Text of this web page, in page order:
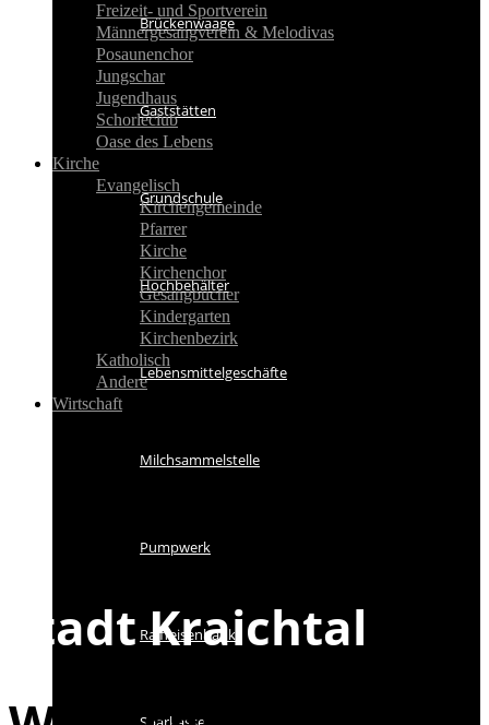
Brückenwaage
Gaststätten
Grundschule
Hochbehälter
Lebensmittelgeschäfte
Milchsammelstelle
Pumpwerk
Raiffeisenbank
Freizeit- und Sportverein
Männergesangverein & Melodivas
Posaunenchor
Jungschar
Jugendhaus
Schorleclub
Oase des Lebens
Kirche
Evangelisch
Kirchengemeinde
Pfarrer
Kirche
Kirchenchor
Gesangbücher
Kindergarten
Kirchenbezirk
Katholisch
Andere
Wirtschaft
Stadt Kraichtal